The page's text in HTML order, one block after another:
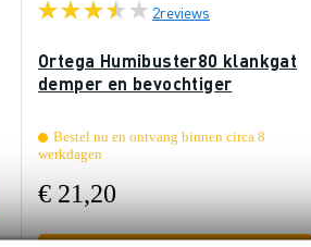
2reviews
Ortega Humibuster80 klankgat
demper en bevochtiger
Bestel nu en ontvang binnen circa 8
werkdagen
€ 21,20